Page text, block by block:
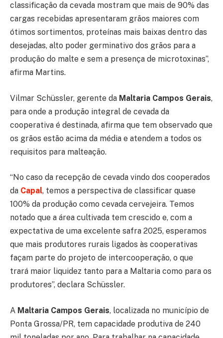
classificação da cevada mostram que mais de 90% das
cargas recebidas apresentaram grãos maiores com
ótimos sortimentos, proteínas mais baixas dentro das
desejadas, alto poder germinativo dos grãos para a
produção do malte e sem a presença de microtoxinas”,
afirma Martins.
Vilmar Schüssler, gerente da Maltaria Campos Gerais,
para onde a produção integral de cevada da
cooperativa é destinada, afirma que tem observado que
os grãos estão acima da média e atendem a todos os
requisitos para malteação.
“No caso da recepção de cevada vindo dos cooperados
da Capal, temos a perspectiva de classificar quase
100% da produção como cevada cervejeira. Temos
notado que a área cultivada tem crescido e, com a
expectativa de uma excelente safra 2025, esperamos
que mais produtores rurais ligados às cooperativas
façam parte do projeto de intercooperação, o que
trará maior liquidez tanto para a Maltaria como para os
produtores”, declara Schüssler.
A Maltaria Campos Gerais, localizada no município de
Ponta Grossa/PR, tem capacidade produtiva de 240